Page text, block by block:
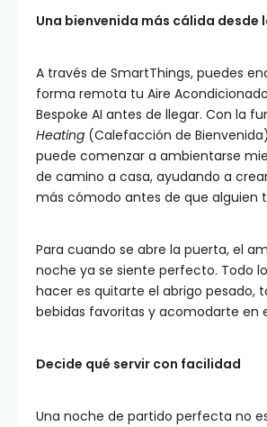
Una bienvenida más cálida desde
A través de SmartThings, puedes
forma remota tu Aire
Bespoke AI antes de llegar. Con la
Heating (Calefacción de
puede comenzar a ambientarse
de camino a casa, ayudando a
más cómodo antes de que alguien
Para cuando se abre la puerta, el
noche ya se siente perfecto. Todo
hacer es quitarte el abrigo pesado,
bebidas favoritas y acomodarte en
Decide qué servir con facilidad
Una noche de partido perfecta no